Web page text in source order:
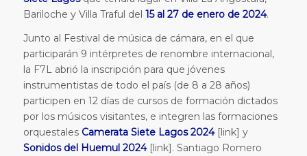
Bariloche y Villa Traful del 15 al 27 de enero de 2024.
Junto al Festival de música de cámara, en el que
participarán 9 intérpretes de renombre internacional,
la F7L abrió la inscripción para que jóvenes
instrumentistas de todo el país (de 8 a 28 años)
participen en 12 días de cursos de formación dictados
por los músicos visitantes, e integren las formaciones
orquestales Camerata Siete Lagos 2024 [link] y
Sonidos del Huemul 2024 [link]. Santiago Romero